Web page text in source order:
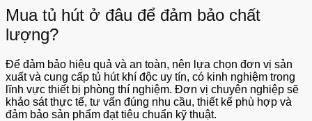
Mua tủ hút ở đâu để đảm bảo chất
lượng?
Để đảm bảo hiệu quả và an toàn, nên lựa chọn đơn vị sản
xuất và cung cấp tủ hút khí độc uy tín, có kinh nghiệm trong
lĩnh vực thiết bị phòng thí nghiệm. Đơn vị chuyên nghiệp sẽ
khảo sát thực tế, tư vấn đúng nhu cầu, thiết kế phù hợp và
đảm bảo sản phẩm đạt tiêu chuẩn kỹ thuật.